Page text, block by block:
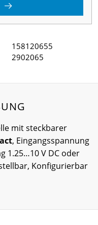
158120655
2902065
mit steckbarer
, Eingangsspannung
1.25…10 V DC oder
Konfigurierbar